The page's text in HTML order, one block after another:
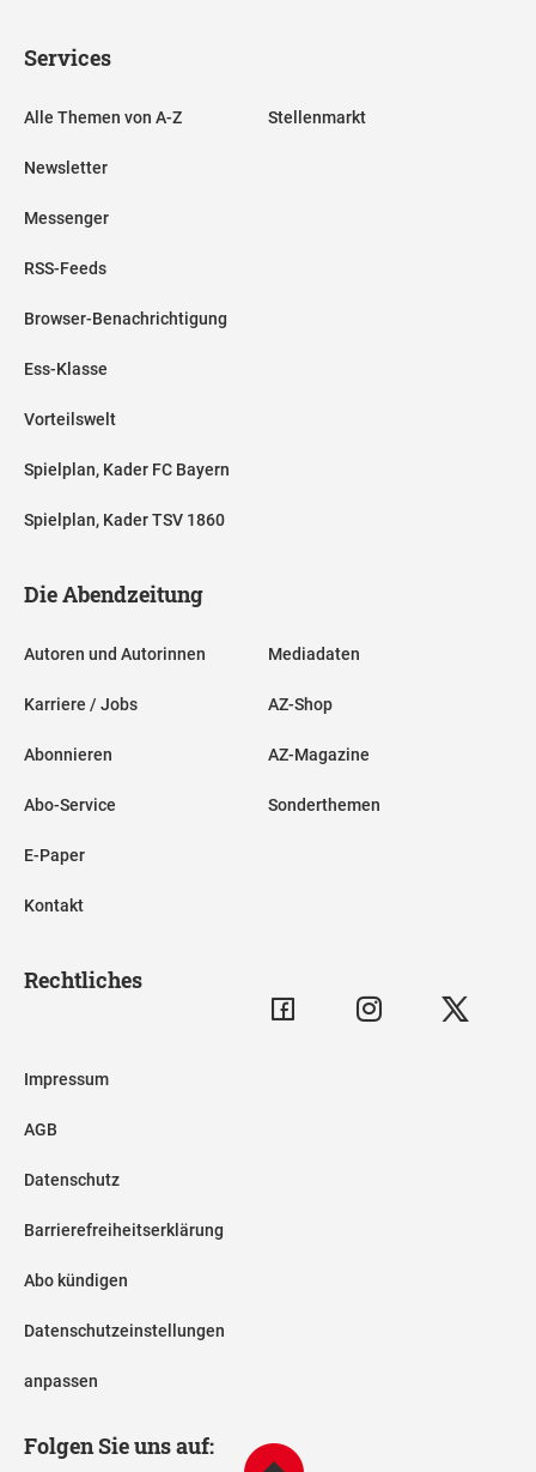
Services
Alle Themen von A-Z
Newsletter
Messenger
RSS-Feeds
Browser-Benachrichtigung
Ess-Klasse
Vorteilswelt
Spielplan, Kader FC Bayern
Spielplan, Kader TSV 1860
Stellenmarkt
Die Abendzeitung
Autoren und Autorinnen
Karriere / Jobs
Abonnieren
Abo-Service
E-Paper
Kontakt
Mediadaten
AZ-Shop
AZ-Magazine
Sonderthemen
Rechtliches
Impressum
AGB
Datenschutz
Barrierefreiheitserklärung
Abo kündigen
Datenschutzeinstellungen
anpassen
Folgen Sie uns auf: